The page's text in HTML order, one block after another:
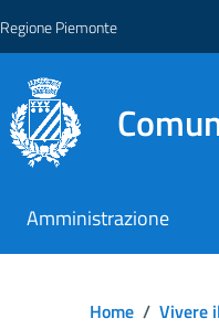
Regione Piemonte
Amministrazione
Home / Vivere